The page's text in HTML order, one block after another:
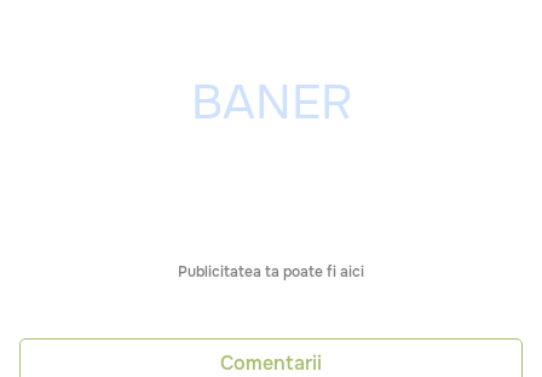
Publicitatea ta poate fi aici
Comentarii